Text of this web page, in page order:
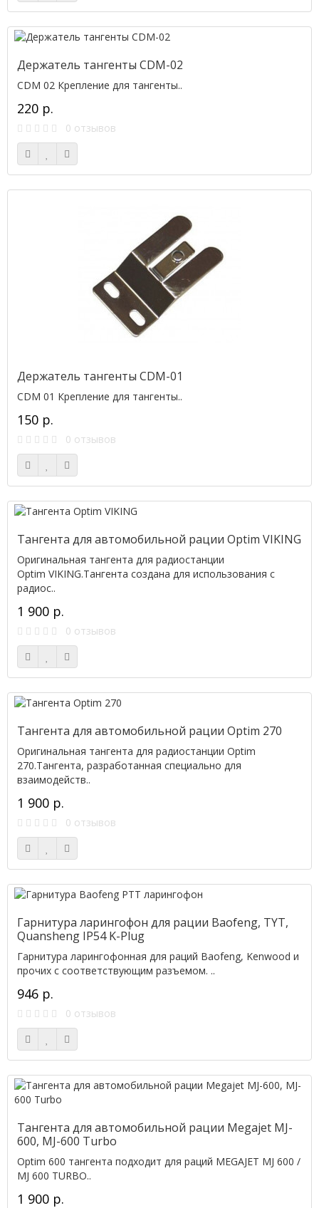
Держатель тангенты CDM-02
CDM 02 Крепление для тангенты..
220 р.
0 отзывов
Держатель тангенты CDM-01
CDM 01 Крепление для тангенты..
150 р.
0 отзывов
Тангента для автомобильной рации Optim VIKING
Оригинальная тангента для радиостанции
Optim VIKING.Тангента создана для использования с
радиос..
1 900 р.
0 отзывов
Тангента для автомобильной рации Optim 270
Оригинальная тангента для радиостанции Optim
270.Тангента, разработанная специально для
взаимодейств..
1 900 р.
0 отзывов
Гарнитура ларингофон для рации Baofeng, TYT,
Quansheng IP54 K-Plug
Гарнитура ларингофонная для раций Baofeng, Kenwood и
прочих с соответствующим разъемом. ..
946 р.
0 отзывов
Тангента для автомобильной рации Megajet MJ-
600, MJ-600 Turbo
Optim 600 тангента подходит для раций MEGAJET MJ 600 /
MJ 600 TURBO..
1 900 р.